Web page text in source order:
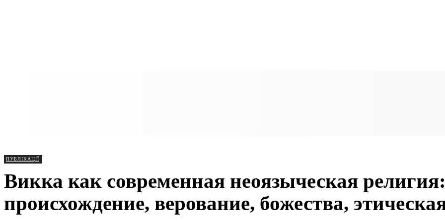
ПУБЛІКАЦІЇ
Викка как современная неоязыческая
происхождение, верование, божества,